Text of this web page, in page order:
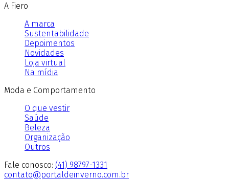
A Fiero
A marca
Sustentabilidade
Depoimentos
Novidades
Loja virtual
Na mídia
Moda e Comportamento
O que vestir
Saúde
Beleza
Organização
Outros
Fale conosco: (41) 98797-1331
contato@portaldeinverno.com.br